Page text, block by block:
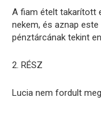
A fiam ételt takarított
nekem, és aznap
pénztárcának tekint
2. RÉSZ
Lucia nem fordult